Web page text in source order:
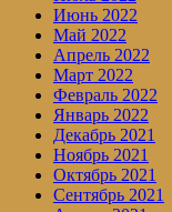
Июнь 2022
Май 2022
Апрель 2022
Март 2022
Февраль 2022
Январь 2022
Декабрь 2021
Ноябрь 2021
Октябрь 2021
Сентябрь 2021